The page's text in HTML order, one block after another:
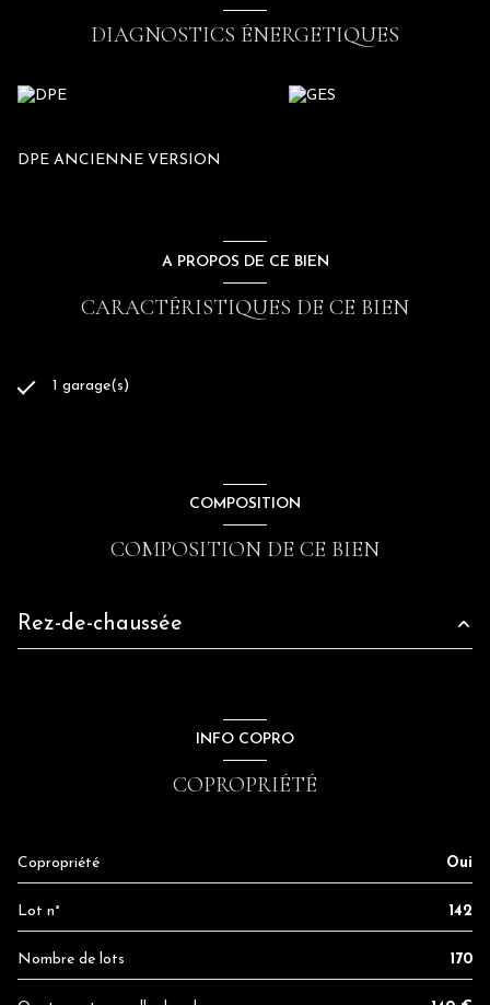
DIAGNOSTICS ÉNERGETIQUES
DPE ANCIENNE VERSION
A PROPOS DE CE BIEN
CARACTÉRISTIQUES DE CE BIEN
1 garage(s)
COMPOSITION
COMPOSITION DE CE BIEN
Rez-de-chaussée
INFO COPRO
COPROPRIÉTÉ
Copropriété Oui
Lot n° 142
Nombre de lots 170